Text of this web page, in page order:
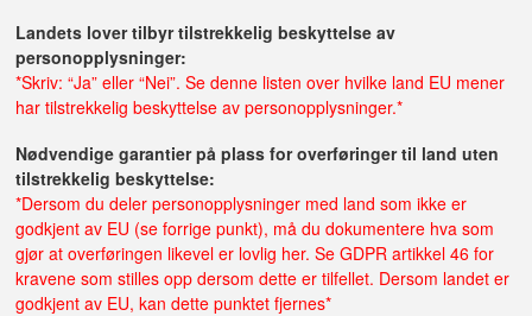
Landets lover tilbyr tilstrekkelig beskyttelse av
personopplysninger:
*Skriv: “Ja” eller “Nei”. Se denne listen over hvilke land EU mener
har tilstrekkelig beskyttelse av personopplysninger.*
Nødvendige garantier på plass for overføringer til land uten
tilstrekkelig beskyttelse:
*Dersom du deler personopplysninger med land som ikke er
godkjent av EU (se forrige punkt), må du dokumentere hva som
gjør at overføringen likevel er lovlig her. Se GDPR artikkel 46 for
kravene som stilles opp dersom dette er tilfellet. Dersom landet er
godkjent av EU, kan dette punktet fjernes*